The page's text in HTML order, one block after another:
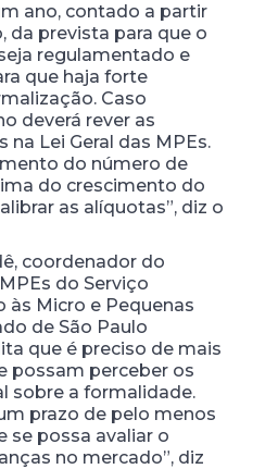
ano, contado a partir
da prevista para que o
regulamentado e
que haja forte
Caso
deverá rever as
Lei Geral das MPEs.
do número de
do crescimento do
as alíquotas”, diz o
coordenador do
do Serviço
às Micro e Pequenas
de São Paulo
que é preciso de mais
possam perceber os
sobre a formalidade.
prazo de pelo menos
se possa avaliar o
no mercado”, diz